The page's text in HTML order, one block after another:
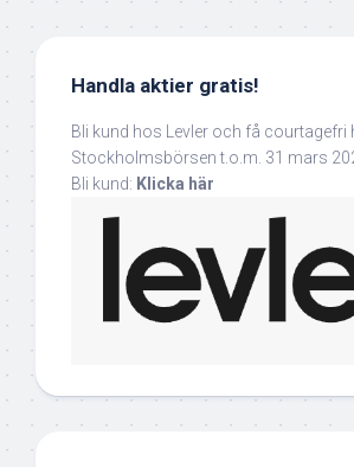
Handla aktier gratis!
Bli kund hos Levler och få courtagefri
Stockholmsbörsen t.o.m. 31 mars
Bli kund: Klicka här